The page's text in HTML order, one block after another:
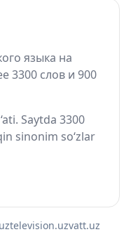
языка на
3300 слов и 900
Saytda 3300
sinonim so‘zlar
television.uzvatt.uz